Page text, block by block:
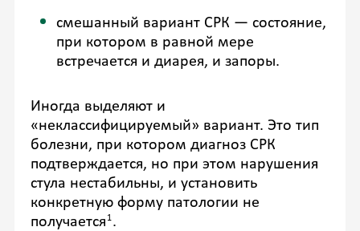
смешанный вариант СРК — состояние,
при котором в равной мере
встречается и диарея, и запоры.
Иногда выделяют и
«неклассифицируемый» вариант. Это тип
болезни, при котором диагноз СРК
подтверждается, но при этом нарушения
стула нестабильны, и установить
конкретную форму патологии не
получается 1.